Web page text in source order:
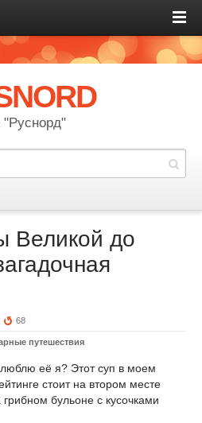
Великой до
68
путешествия
её я? Этот суп в моем
стоит на втором месте
бульоне с кусочками